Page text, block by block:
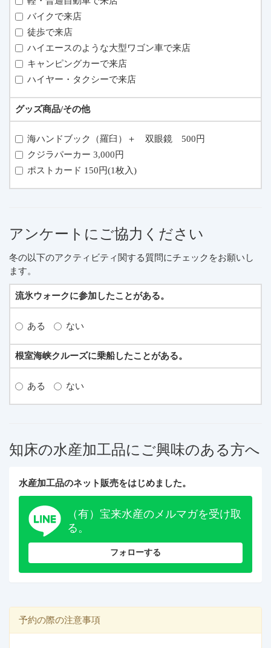
バイクで来店
徒歩で来店
ハイエースのような大型ワゴン車で来店
キャンピングカーで来店
ハイヤー・タクシーで来店
グッズ商品/その他
海ハンドブック（羅臼）＋ 双眼鏡 500円
クジラパーカー 3,000円
ポストカード 150円(1枚入)
アンケートにご協力ください
冬の以下のアクティビティ関する質問にチェックをお願いし
ます。
流氷ウォークに参加したことがある。
ある ない
根室海峡クルーズに乗船したことがある。
ある ない
知床の水産加工品にご興味のある方へ
水産加工品のネット販売をはじめました。
（有）宝来水産のメルマガを受け取
る。
フォローする
予約の際の注意事項